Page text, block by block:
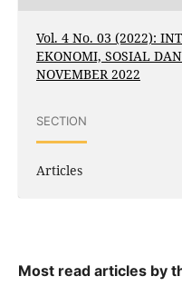
Vol. 4 No. 03 (2022):
EKONOMI, SOSIAL
NOVEMBER 2022
SECTION
Articles
Most read articles by